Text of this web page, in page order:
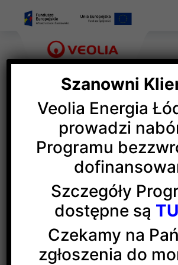
Co to są grupy
i od czego
do konkretnej
taryfowej?
Szanowni
Veolia Energia
prowadzi
Programu
Szczegóły
dostępne są
Czekamy na
zgłoszenia do